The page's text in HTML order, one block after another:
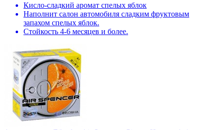
Кисло-сладкий аромат спелых яблок
Наполнит салон автомобиля сладким фруктовым
запахом спелых яблок.
Стойкость 4-6 месяцев и более.